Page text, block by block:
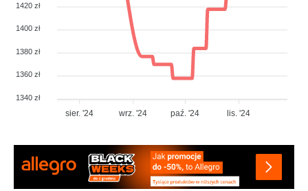
1420 zł
1400 zł
1380 zł
1360 zł
1340 zł
sier. '24 wrz. '24 paź. '24 lis. '24